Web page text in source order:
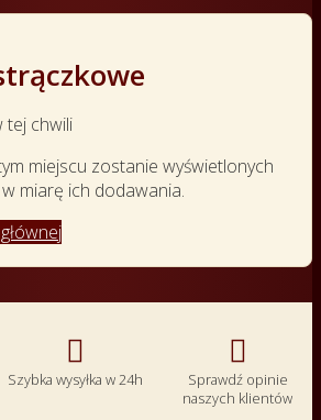
tej chwili
miejscu zostanie wyświetlonych
miarę ich dodawania.

Szybka wysyłka w 24h

Sprawdź opinie
naszych klientów